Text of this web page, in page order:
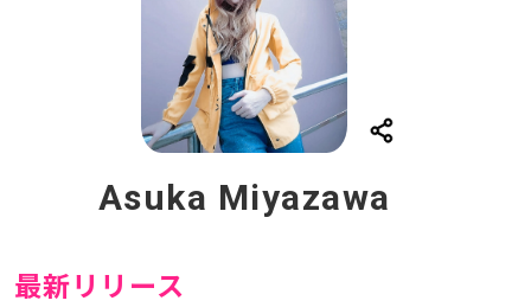
Asuka Miyazawa
最新リリース